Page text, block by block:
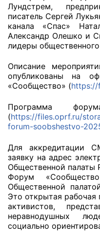
Лундстрем,
писатель Сергей
канала «Спас»
Александр Олешко и
лидеры
Описание
опубликованы на
«Сообщество» (https://
Программа
(https://files.oprf.ru/
forum-soobshestvo-
Для аккредитации
заявку на адрес
Общественной палаты
Форум
Общественной
Это открытая
активистов,
неравнодушных
социально